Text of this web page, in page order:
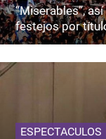
“Miserables”,
festejos por
ESPECTACULOS